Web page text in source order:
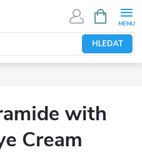
HLEDAT
NÁKUPNÍ
KOŠÍK
with
Cream